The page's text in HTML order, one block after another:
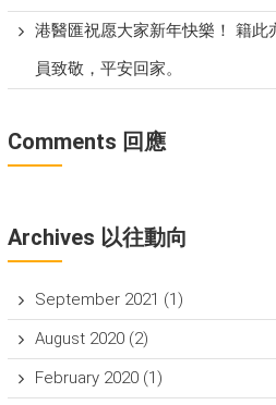
港醫匯祝愿大家新年快樂！ 籍此
員致敬，平安回家。
Comments 回應
Archives 以往動向
September 2021 (1)
August 2020(2)
February 2020(1)